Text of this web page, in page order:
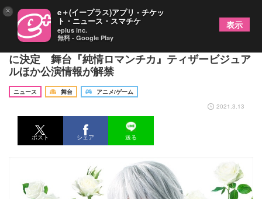
大崎捺希が高橋美咲役、君沢ユウキが宇佐見秋彦役
に決定 舞台『純情ロマンチカ』ティザービジュア
ルほか公演情報が解禁
ニュース 舞台
アニメ/ゲーム
2021.3.13
ポスト シェア 送る
× e＋(イープラス)アプリ - チケッ
ト・ニュース・スマチケ
eplus inc.
無料 - Google Play
表示